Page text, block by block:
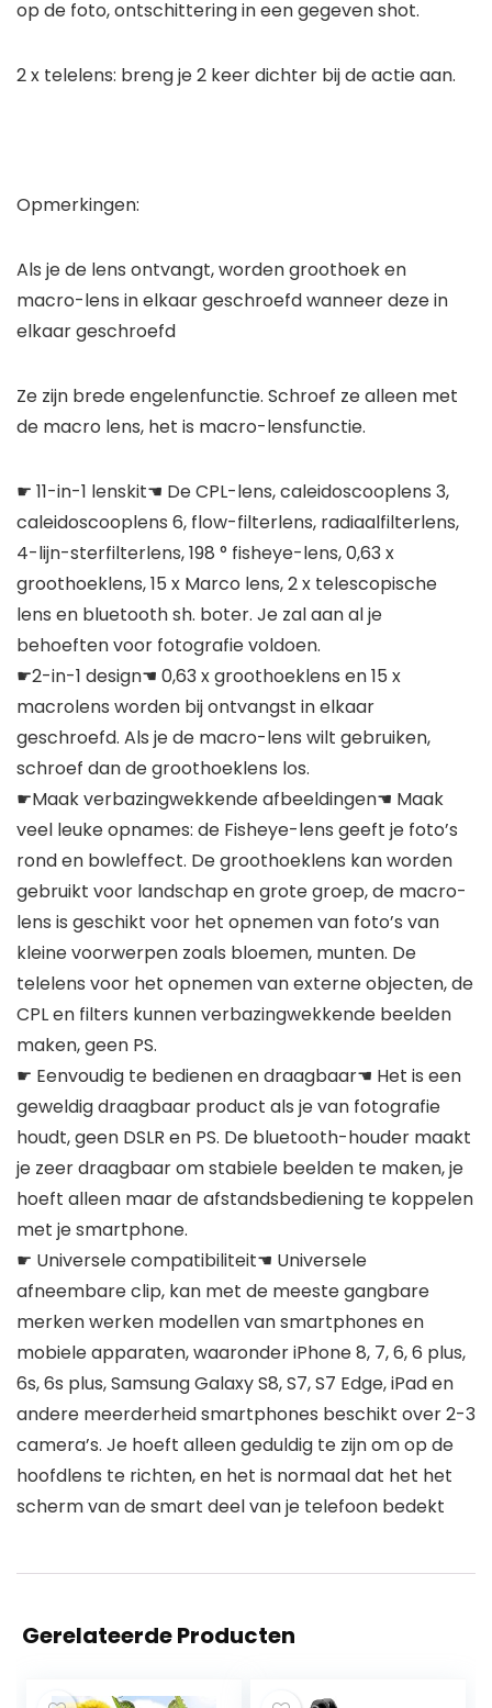
op de foto, ontschittering in een gegeven shot.
2 x telelens: breng je 2 keer dichter bij de actie aan.
Opmerkingen:
Als je de lens ontvangt, worden groothoek en
macro-lens in elkaar geschroefd wanneer deze in
elkaar geschroefd
Ze zijn brede engelenfunctie. Schroef ze alleen met
de macro lens, het is macro-lensfunctie.
☛ 11-in-1 lenskit☚ De CPL-lens, caleidoscooplens 3,
caleidoscooplens 6, flow-filterlens, radiaalfilterlens,
4-lijn-sterfilterlens, 198 ° fisheye-lens, 0,63 x
groothoeklens, 15 x Marco lens, 2 x telescopische
lens en bluetooth sh. boter. Je zal aan al je
behoeften voor fotografie voldoen.
☛2-in-1 design☚ 0,63 x groothoeklens en 15 x
macrolens worden bij ontvangst in elkaar
geschroefd. Als je de macro-lens wilt gebruiken,
schroef dan de groothoeklens los.
☛Maak verbazingwekkende afbeeldingen☚ Maak
veel leuke opnames: de Fisheye-lens geeft je foto’s
rond en bowleffect. De groothoeklens kan worden
gebruikt voor landschap en grote groep, de macro-
lens is geschikt voor het opnemen van foto’s van
kleine voorwerpen zoals bloemen, munten. De
telelens voor het opnemen van externe objecten, de
CPL en filters kunnen verbazingwekkende beelden
maken, geen PS.
☛ Eenvoudig te bedienen en draagbaar☚ Het is een
geweldig draagbaar product als je van fotografie
houdt, geen DSLR en PS. De bluetooth-houder maakt
je zeer draagbaar om stabiele beelden te maken, je
hoeft alleen maar de afstandsbediening te koppelen
met je smartphone.
☛ Universele compatibiliteit☚ Universele
afneembare clip, kan met de meeste gangbare
merken werken modellen van smartphones en
mobiele apparaten, waaronder iPhone 8, 7, 6, 6 plus,
6s, 6s plus, Samsung Galaxy S8, S7, S7 Edge, iPad en
andere meerderheid smartphones beschikt over 2-3
camera’s. Je hoeft alleen geduldig te zijn om op de
hoofdlens te richten, en het is normaal dat het het
scherm van de smart deel van je telefoon bedekt
Gerelateerde Producten